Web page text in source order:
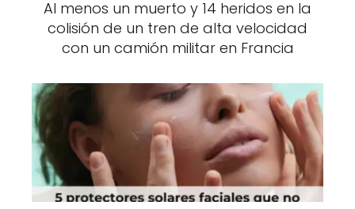
Al menos un muerto y 14 heridos en la
colisión de un tren de alta velocidad
con un camión militar en Francia